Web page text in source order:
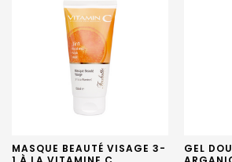
MASQUE BEAUTÉ VISAGE 3-
GEL